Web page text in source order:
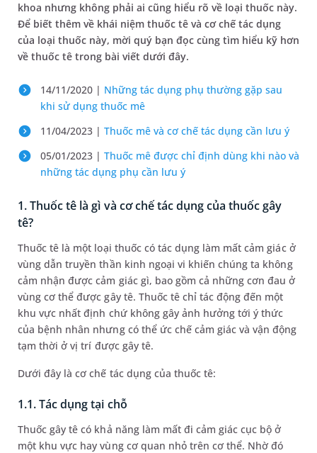
khoa nhưng không phải ai cũng hiểu rõ về loại thuốc này.
Để biết thêm về khái niệm thuốc tê và cơ chế tác dụng
của loại thuốc này, mời quý bạn đọc cùng tìm hiểu kỹ hơn
về thuốc tê trong bài viết dưới đây.
14/11/2020 | Những tác dụng phụ thường gặp sau
khi sử dụng thuốc mê
11/04/2023 | Thuốc mê và cơ chế tác dụng cần lưu ý
05/01/2023 | Thuốc mê được chỉ định dùng khi nào và
những tác dụng phụ cần lưu ý
1. Thuốc tê là gì và cơ chế tác dụng của thuốc gây
tê?
Thuốc tê là một loại thuốc có tác dụng làm mất cảm giác ở
vùng dẫn truyền thần kinh ngoại vi khiến chúng ta không
cảm nhận được cảm giác gì, bao gồm cả những cơn đau ở
vùng cơ thể được gây tê. Thuốc tê chỉ tác động đến một
khu vực nhất định chứ không gây ảnh hưởng tới ý thức
của bệnh nhân nhưng có thể ức chế cảm giác và vận động
tạm thời ở vị trí được gây tê.
Dưới đây là cơ chế tác dụng của thuốc tê:
1.1. Tác dụng tại chỗ
Thuốc gây tê có khả năng làm mất đi cảm giác cục bộ ở
một khu vực hay vùng cơ quan nhỏ trên cơ thể. Nhờ đó